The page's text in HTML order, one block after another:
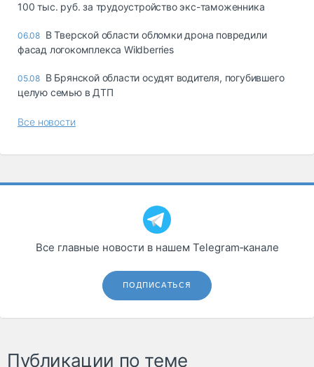
100 тыс. руб. за трудоустройство экс-таможенника
06.08 В Тверской области обломки дрона повредили
фасад логокомплекса Wildberries
05.08 В Брянской области осудят водителя, погубившего
целую семью в ДТП
Все новости
Все главные новости в нашем Telegram‑канале
ПОДПИСАТЬСЯ
Публикации по теме